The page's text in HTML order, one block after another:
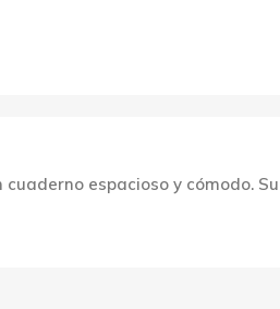
espacioso y cómodo.